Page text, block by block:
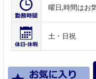
曜日,時間はお
土・日祝